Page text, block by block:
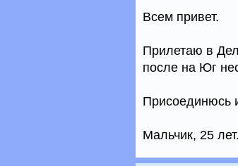
Всем привет.
Прилетаю в
после на Юг
Присоединюсь
Мальчик, 25 лет.